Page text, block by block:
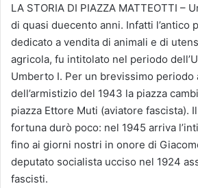
LA STORIA DI PIAZZA MATTEOTTI –
di quasi duecento anni. Infatti l’antico
dedicato a vendita di animali e di
agricola, fu intitolato nel periodo
Umberto I. Per un brevissimo periodo
dell’armistizio del 1943 la piazza
piazza Ettore Muti (aviatore fascista).
fortuna durò poco: nel 1945 arriva
fino ai giorni nostri in onore di
deputato socialista ucciso nel 1924
fascisti.